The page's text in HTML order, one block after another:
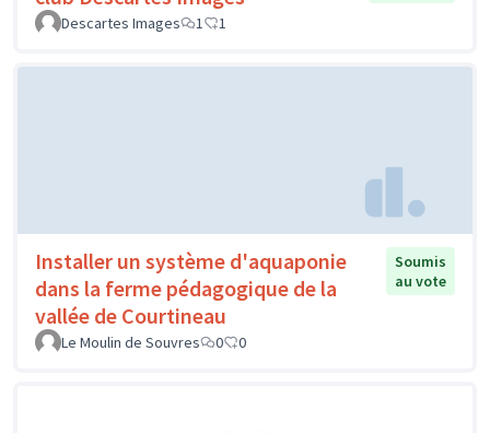
Descartes Images
1 1
Installer un système d'aquaponie
dans la ferme pédagogique de la
vallée de Courtineau
Soumis
au vote
Le Moulin de Souvres 0 0